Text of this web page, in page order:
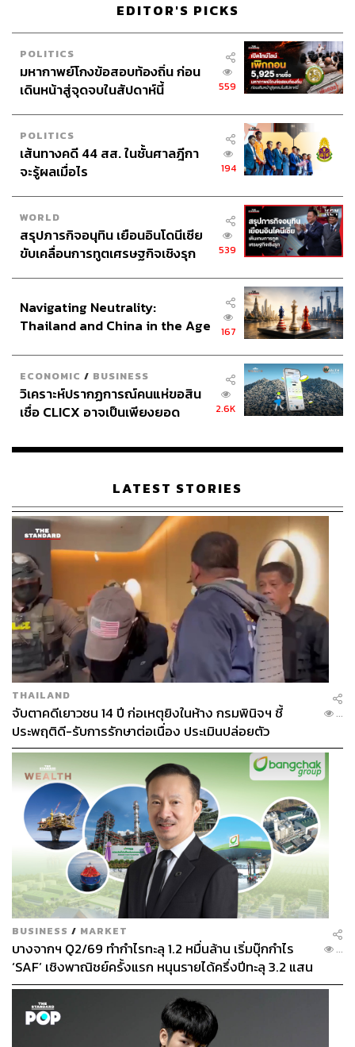
MBK และจุฬาฯ ซึ่งเป็นเจ้าของที่ดิน 23 ไร่เศษที่เป็นที่ตั้งของ
ศูนย์การค้า MBK ได้เจรจาต่อสัญญาเช่าและสรุปค่าเช่าด้วย
ตัวเลขกว่า 2.28 หมื่นล้านบาท สำหรับการต่อสัญญาเช่าไป
อีก 20 ปี นับตั้งแต่ปี 2556-2576 ซึ่งเป็นอัตราที่คิดจากราคา
บวกกับค่าผลประโยชน์ตอบแทนของการได้สิทธิในการทำ
สัญญาเพื่อให้ได้ลงนามสัญญาก่อนบุคคลอื่นอีก 3.47 พันล้าน
บาท และส่วนแบ่งรายได้หาก MBK ทำรายได้เกินกว่ารายได้
ที่จุฬาฯ ประเมินไว้ โดย MBK จะต้องจ่ายส่วนแบ่งรายได้อีก
5% เฉพาะส่วนที่เกินจากการประมาณการให้กับจุฬาฯ อีก
ด้วย
อัตราค่าเช่าในการต่อสัญญาดังกล่าวนับว่าเป็นตัวเลขที่พุ่งสูง
ต้องจ่ายประมาณ1.5-1.8
พันล้านบาท ตลอดระยะเวลาเช่า 30 ปี ถึงกว่า 10 เท่าตัว
ค่าเช่าที่ดินพุ่งจากการปรับขึ้นของราคาประเมินที่ดิน
สำหรับการต่อสัญญาเช่าที่ดินเซ็นทรัลลาดพร้าว ทาง CPN
ซึ่งเป็นผู้เช่า ย่อมอยากได้ค่าเช่าที่ถูกที่สุดเป็นธรรมดา ซึ่งการ
ทำให้การต่อสัญญาในรอบหน้านี้นักวิเคราะห์ที่เชื่อว่า CPN
สัญญานั้นน่าจะไม่ลงตัว
หากคิดหยาบๆ จากการอ้างอิงการปรับขึ้นของราคาประเมิน
ที่ดินระหว่างปี 2552 ซึ่งเป็นปีที่เจรจาต่อสัญญารอบแรก กับ
ราคาประเมินที่ดินรอบใหม่ปี 2566-2569 ของกรมธนารักษ์
สำหรับที่ดินริมถนนพหลโยธิน จากห้าแยกลาดพร้าวถึงแยก
รัชโยธิน เขตจตุจักร ที่มีตารางวาละ 60,000-160,000 บาท
สำหรับราคาประเมินรอบปี 2551-2554 และ 250,000-
300,000 บาท สำหรับปี 2566-2569 เท่ากับว่าราคาประเมิน
ที่ดินของ 2 ช่วงนี้มีการเปลี่ยนแปลงถึงเกือบ 1-4 เท่าตัวเลยที
เดียว
อีกประการที่ CPN อาจจะไม่ต่อสัญญา นั่นคือ CPN กำลัง
เริ่มโครงการใหม่บนที่ดิน 48 ไร่ ที่ CPN คาดว่าจะใช้เวลา
ก่อสร้างและพัฒนาเฟสแรกที่เป็นศูนย์การค้าระยะเวลา 5 ปี ที่
จะเริ่มในปีนี้และแล้วเสร็จในปี 2571 พอดิบพอดีกับปีที่
เซ็นทรัลลาดพร้าวหมดสัญญาเช่ากับ รฟท.
EDITOR'S PICKS
POLITICS
มหากาพย์โกงข้อสอบท้องถิ่น ก่อน
เดินหน้าสู่จุดจบในสัปดาห์นี้
559
POLITICS
เส้นทางคดี 44 สส. ในชั้นศาลฎีกา
จะรู้ผลเมื่อไร
194
WORLD
สรุปภารกิจอนุทิน เยือนอินโดนีเซีย
ขับเคลื่อนการทูตเศรษฐกิจเชิงรุก
539
Navigating Neutrality:
Thailand and China in the Age
167
ECONOMIC / BUSINESS
วิเคราะห์ปรากฏการณ์คนแห่ขอสิน
เชื่อ CLICX อาจเป็นเพียงยอด
เรือนไทยที่ถูกซุกไว้
2.6K
LATEST STORIES
THAILAND
จับตาคดีเยาวชน 14 ปี ก่อเหตุยิงในห้าง กรมพินิจฯ ชี้
ประพฤติดี-รับการรักษาต่อเนื่อง ประเมินปล่อยตัว
...
BUSINESS / MARKET
บางจากฯ Q2/69 ทำกำไรทะลุ 1.2 หมื่นล้าน เริ่มบุ๊กกำไร
‘SAF’ เชิงพาณิชย์ครั้งแรก หนุนรายได้ครึ่งปีทะลุ 3.2 แสน
ล้าน
...